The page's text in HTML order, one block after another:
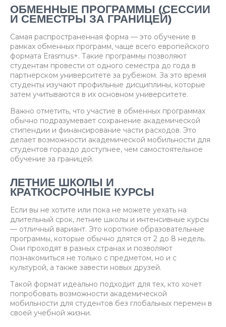
ОБМЕННЫЕ ПРОГРАММЫ (СЕССИИ
И СЕМЕСТРЫ ЗА ГРАНИЦЕЙ)
Самая распространенная форма — это обучение в
рамках обменных программ, чаще всего европейского
формата Erasmus+. Такие программы позволяют
студентам провести от одного семестра до года в
партнерском университете за рубежом. За это время
студенты изучают профильные дисциплины, которые
затем учитываются в их основном университете.
Важно отметить, что участие в обменных программах
обычно подразумевает сохранение академической
стипендии и финансирование части расходов. Это
делает возможности академической мобильности для
студентов гораздо доступнее, чем самостоятельное
обучение за границей.
ЛЕТНИЕ ШКОЛЫ И
КРАТКОСРОЧНЫЕ КУРСЫ
Если вы не хотите или пока не можете уехать на
длительный срок, летние школы и интенсивные курсы
— отличный вариант. Это короткие образовательные
программы, которые обычно длятся от 2 до 8 недель.
Они проходят в разных странах и позволяют
познакомиться не только с предметом, но и с
культурой, а также завести новых друзей.
Такой формат идеально подходит для тех, кто хочет
попробовать возможности академической
мобильности для студентов без глобальных перемен в
своей учебной жизни.